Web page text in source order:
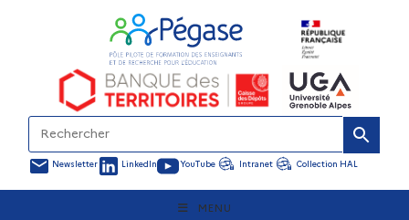
Newsletter LinkedIn YouTube Intranet Collection HAL
MENU